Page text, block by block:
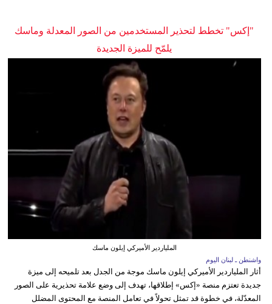
"إكس" تخطط لتحذير المستخدمين من الصور المعدلة وماسك
يلمّح للميزة الجديدة
الملياردير الأميركي إيلون ماسك
واشنطن ـ لبنان اليوم
أثار الملياردير الأميركي إيلون ماسك موجة من الجدل بعد تلميحه إلى ميزة
جديدة تعتزم منصة «إكس» إطلاقها، تهدف إلى وضع علامة تحذيرية على الصور
المعدّلة، في خطوة قد تمثل تحولاً في تعامل المنصة مع المحتوى المضلل